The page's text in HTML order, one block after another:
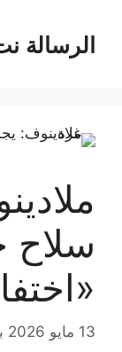
المحتوىالرسالة
سلاح
13 مايو 2026